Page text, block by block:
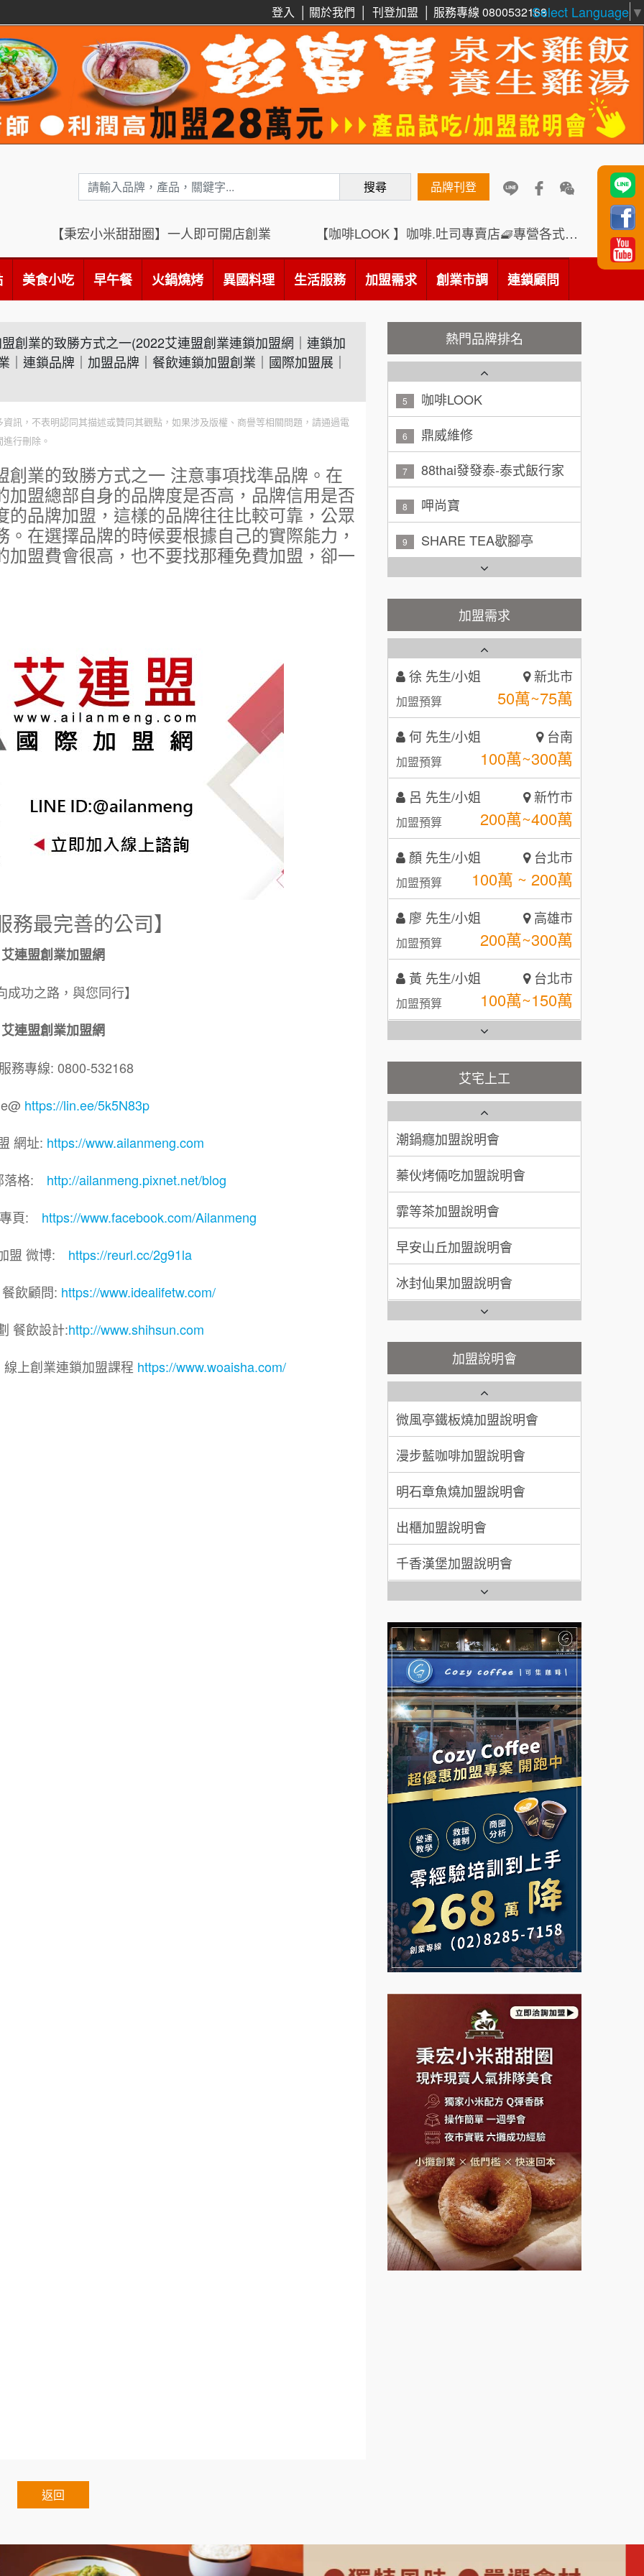
Select Language ▼
關於我們 刊登加盟 服務專線 0800532168
登入
搜尋 品牌刊登
【秉宏小米甜甜圈】一人即可開店創業 【咖啡LOOK 】咖啡.吐司專賣店🧇專營各式創意法式吐司
美食小吃 早午餐 火鍋燒烤 異國料理 生活服務 加盟需求 創業市調 連鎖顧問
創業的致勝方式之一(2022艾連盟創業連鎖加盟網｜連鎖加
連鎖品牌｜加盟品牌｜餐飲連鎖加盟創業｜國際加盟展｜
訊，不表明認同其描述或贊同其觀點，如果涉及版權、商譽等相關問題，請通過電
行刪除。
業的致勝方式之一 注意事項找準品牌。在
盟總部自身的品牌度是否高，品牌信用是否
品牌加盟，這樣的品牌往往比較可靠，公眾
在選擇品牌的時候要根據自己的實際能力，
盟費會很高，也不要找那種免費加盟，卻一
務最完善的公司】
艾連盟創業加盟網
成功之路，與您同行】
艾連盟創業加盟網
務專線: 0800-532168
https://lin.ee/5k5N83p
網址: https://www.ailanmeng.com
落格: http://ailanmeng.pixnet.net/blog
頁: https://www.facebook.com/Ailanmeng
盟 微博: https://reurl.cc/2g91la
飲顧問: https://www.idealifetw.com/
餐飲設計:http://www.shihsun.com
上創業連鎖加盟課程 https://www.woaisha.com/
返回
熱門品牌排名
6 鼎威維修
7 88thai發發泰-泰式飯行家
SHARE TEA歇腳亭
TEA TOP台灣第一味
1 Cozy coffee可集咖啡
秉宏小米甜甜圈
4 潮鍋癮
5 咖啡LOOK
6 鼎威維修
7 88thai發發泰-泰式飯行家
8 呷尚寶
9 SHARE TEA歇腳亭
10 TEA TOP台灣第一味
Cozy coffee可集咖啡
3 秉宏小米甜甜圈
4 潮鍋癮
鼎威維修
7 88thai發發泰-泰式飯行家
8 呷尚寶
SHARE TEA歇腳亭
TEA TOP台灣第一味
加盟需求
周 先生/小姐 台北
加盟預算 100萬 ~150萬
徐 先生/小姐 新北市
何 先生/小姐 台南
呂 先生/小姐 新竹市
加盟預算 200萬~400萬
100萬 ~ 200萬
加盟預算 200萬~300萬
黃 先生/小姐
100萬~150萬
林 先生/小姐
加盟預算 100萬 ~ 200萬
吳 先生/小姐 屏東縣
加盟預算 100萬~200萬
周 先生/小姐
加盟預算 100萬 ~150萬
徐 先生/小姐 新北市
加盟預算 50萬~75萬
何 先生/小姐 台南
加盟預算 100萬~300萬
呂 先生/小姐 新竹市
加盟預算 200萬~400萬
顏 先生/小姐 台北市
加盟預算 100萬 ~ 200萬
廖 先生/小姐 高雄市
加盟預算 200萬~300萬
黃 先生/小姐 台北市
加盟預算 100萬~150萬
林 先生/小姐 屏東縣
加盟預算 100萬 ~ 200萬
吳 先生/小姐 屏東縣
加盟預算 100萬~200萬
周 先生/小姐 台北
加盟預算 100萬 ~150萬
徐 先生/小姐
加盟預算 50萬~75萬
何 先生/小姐
加盟預算 100萬~300萬
呂 先生/小姐 新竹市
200萬~400萬
顏 先生/小姐 台北市
加盟預算 100萬 ~ 200萬
廖 先生/小姐
加盟預算 200萬~300萬
艾宅上工
【曉妍美妝】誠徵行政櫃檯
自助洗衣店誠徵代洗收送人員
(台中市)
MUSHEN徵SPA美容芳療師
日十。早午食加盟說明會
拾鑶火鍋加盟說明會
全家加盟說明會
台灣G湯加盟說明會
彭富貴加盟說明會
NU PASTA義大利麵加盟說明
會
潮鍋癮加盟說明會
蓁伙烤倆吃加盟說明會
霏等茶加盟說明會
早安山丘加盟說明會
冰封仙果加盟說明會
Ramble Café 漫步藍咖啡加盟
說明會
微風亭鐵板燒加盟說明會
鮮茶道加盟說明會
【曉妍美妝】誠徵行政櫃檯
自助洗衣店誠徵代洗收送人員
(台中市)
MUSHEN徵SPA美容芳療師
日十。早午食加盟說明會
拾鑶火鍋加盟說明會
全家加盟說明會
台灣G湯加盟說明會
彭富貴加盟說明會
NU PASTA義大利麵加盟說明
會
潮鍋癮加盟說明會
蓁伙烤倆吃加盟說明會
霏等茶加盟說明會
早安山丘加盟說明會
冰封仙果加盟說明會
Ramble Café 漫步藍咖啡加盟
說明會
微風亭鐵板燒加盟說明會
鮮茶道加盟說明會
【曉妍美妝】誠徵行政櫃檯
自助洗衣店誠徵代洗收送人員
(台中市)
MUSHEN徵SPA美容芳療師
日十。早午食加盟說明會
拾鑶火鍋加盟說明會
加盟說明會
藍象廷泰式火鍋加盟說明會
日十。早午食加盟說明會
上宇林加盟說明會
莫尼早餐Morni加盟說明會
手作功夫茶加盟說明會
SHARE TEA歇腳亭加盟說明會
潮味決-湯滷專門店加盟說明會
鬍子茶加盟說明會
鮮茶道加盟說明會
微風亭鐵板燒加盟說明會
漫步藍咖啡加盟說明會
明石章魚燒加盟說明會
出櫃加盟說明會
千香漢堡加盟說明會
七盞茶加盟說明會
拉亞漢堡加盟說明會
杜芳子古味茶鋪加盟說明會
優握握×酸奶大獅加盟說明會
冬城門加盟說明會
拾鑶火鍋加盟說明會
阿性情趣無人販售所加盟明會
龍涎居好湯加盟說明會
舒油頭加盟說明會
韓金量加盟說明會
義氣豐發雞加盟說明會
Mr.Wish加盟說明會
白鬍泡泡 BOHO POPO加盟說
明會
雞咕雞咕加盟說明會
TEA TOP加盟說明會
珍好味臭臭鍋加盟說明會
藍象廷泰式火鍋加盟說明會
日十。早午食加盟說明會
上宇林加盟說明會